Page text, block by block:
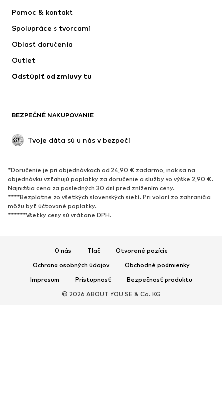
Bundy
Bielizeň
Kabáty
Plavky
Upcyklácia
Nové
Obľúbené
Tenisky
Členkové čižmy
Topánky na vysokom podpätku
Sandále
Papuče
Exkluzívne
Pomoc & kontakt
Spolupráce s tvorcami
Oblasť doručenia
Outlet
Odstúpiť od zmluvy tu
BEZPEČNÉ NAKUPOVANIE
Tvoje dáta sú u nás v bezpečí
*Doručenie je pri objednávkach od 24,90 € zadarmo, inak sa na
objednávku vzťahujú poplatky za doručenie a služby vo výške 2,90 €.
Najnižšia cena za posledných 30 dní pred znížením ceny.
****Bezplatne zo všetkých slovenských sietí. Pri volaní zo zahraničia
môžu byť účtované poplatky.
******Všetky ceny sú vrátane DPH.
O nás Tlač
Otvorené pozície
Ochrana osobných údajov
Obchodné podmienky
Impresum
Prístupnosť
Bezpečnosť produktu
© 2026 ABOUT YOU SE & Co. KG